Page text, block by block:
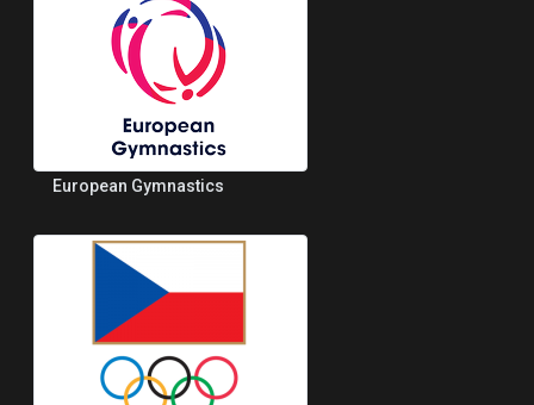
European Gymnastics